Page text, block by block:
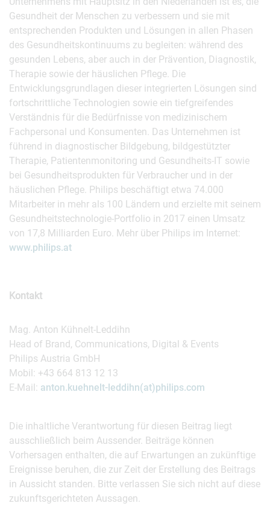
Gesundheit der Menschen zu verbessern und sie mit
entsprechenden Produkten und Lösungen in allen Phasen
des Gesundheitskontinuums zu begleiten: während des
gesunden Lebens, aber auch in der Prävention, Diagnostik,
Therapie sowie der häuslichen Pflege. Die
Entwicklungsgrundlagen dieser integrierten Lösungen sind
fortschrittliche Technologien sowie ein tiefgreifendes
Verständnis für die Bedürfnisse von medizinischem
Fachpersonal und Konsumenten. Das Unternehmen ist
führend in diagnostischer Bildgebung, bildgestützter
Therapie, Patientenmonitoring und Gesundheits-IT sowie
bei Gesundheitsprodukten für Verbraucher und in der
häuslichen Pflege. Philips beschäftigt etwa 74.000
Mitarbeiter in mehr als 100 Ländern und erzielte mit seinem
Gesundheitstechnologie-Portfolio in 2017 einen Umsatz
von 17,8 Milliarden Euro. Mehr über Philips im Internet:
www.philips.at
Kontakt
Mag. Anton Kühnelt-Leddihn
Head of Brand, Communications, Digital & Events
Philips Austria GmbH
Mobil: +43 664 813 12 13
E-Mail: anton.kuehnelt-leddihn(at)philips.com
Die inhaltliche Verantwortung für diesen Beitrag liegt
ausschließlich beim Aussender. Beiträge können
Vorhersagen enthalten, die auf Erwartungen an zukünftige
Ereignisse beruhen, die zur Zeit der Erstellung des Beitrags
in Aussicht standen. Bitte verlassen Sie sich nicht auf diese
zukunftsgerichteten Aussagen.